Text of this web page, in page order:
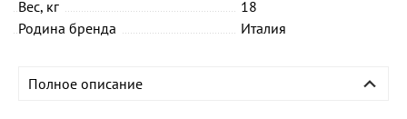
Вес, кг
18
Родина бренда
Италия
Полное описание